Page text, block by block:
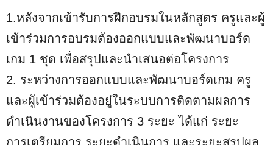
e
1.หลังจากเข้ารับการฝึกอบรมในหลักสูตร ครูและผู้
เข้าร่วมการอบรมต้องออกแบบและพัฒนาบอร์ด
เกม 1 ชุด เพื่อสรุปและนำเสนอต่อโครงการ
2. ระหว่างการออกแบบและพัฒนาบอร์ดเกม ครู
และผู้เข้าร่วมต้องอยู่ในระบบการติดตามผลการ
ดำเนินงานของโครงการ 3 ระยะ ได้แก่ ระยะ
การเตรียมการ ระยะดำเนินการ และระยะสรุปผล